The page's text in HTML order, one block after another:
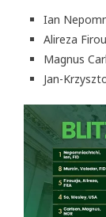
Ian
Alireza
Magnus
Jan-